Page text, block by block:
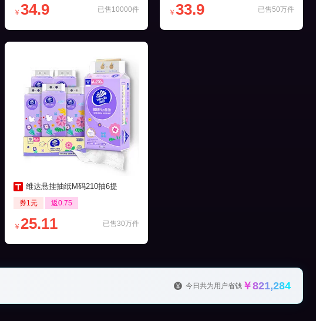
已售10000件
￥ 34.9 已售50万件
￥ 33.9
维达悬挂抽纸M码210抽6提
券1元 返0.75
已售30万件
￥ 25.11
今日共为用户省钱 ￥821,284